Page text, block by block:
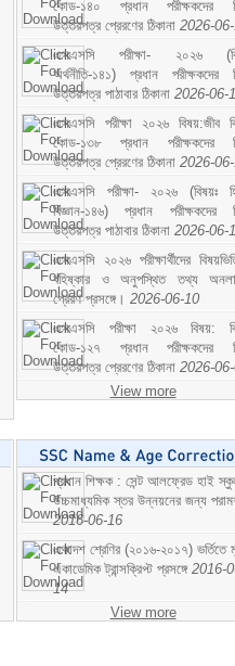
কোড-১৪০ প্রধান পরীক্ষকদের
উত্তরপত্র প্রেরণের ঠিকানা 2026-
এসএসসি পরীক্ষা- ২০২৬
অর্থনীতি-১৪১) প্রধান পরীক্ষকদের
উত্তরপত্র পাঠাবার ঠিকানা 2026-06-
এসএসসি পরীক্ষা ২০২৬ বিষয়:জীব
কোড-১৩৮ প্রধান পরীক্ষকদের
উত্তরপত্র প্রেরণের ঠিকানা 2026-
এসএসসি পরীক্ষা- ২০২৬ (বিষয়ঃ
বিজ্ঞান-১৪৬) প্রধান পরীক্ষকদের
উত্তরপত্র পাঠাবার ঠিকানা 2026-06-
এসএসসি ২০২৬ পরীক্ষার্থীদের
বহিষ্কার ও অনুপস্থিত তথ্য
প্রেরণ প্রসঙ্গে। 2026-06-10
এসএসসি পরীক্ষা ২০২৬ বিষয়:
কোড-১২৭ প্রধান পরীক্ষকদের
উত্তরপত্র প্রেরণের ঠিকানা 2026-
View more
প্রধান শিক্ষক : সেন্ট আলফ্রেড হাই
উচ্চমাধ্যমিক স্তর উন্নয়নের জন্য
2016-06-16
একাদশ শ্রেণির (২০১৬-২০১৭) ভর্তিতে
একাডেমিক ট্রান্সক্রিপ্ট প্রসঙ্গে 2016-
14
View more